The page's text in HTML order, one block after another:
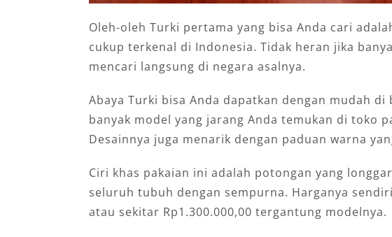
Oleh-oleh Turki pertama yang bisa Anda cari
cukup terkenal di Indonesia. Tidak heran jika
mencari langsung di negara asalnya.
Abaya Turki bisa Anda dapatkan dengan mudah di
banyak model yang jarang Anda temukan di toko
Desainnya juga menarik dengan paduan warna
Ciri khas pakaian ini adalah potongan yang
seluruh tubuh dengan sempurna. Harganya
atau sekitar Rp1.300.000,00 tergantung modelnya.